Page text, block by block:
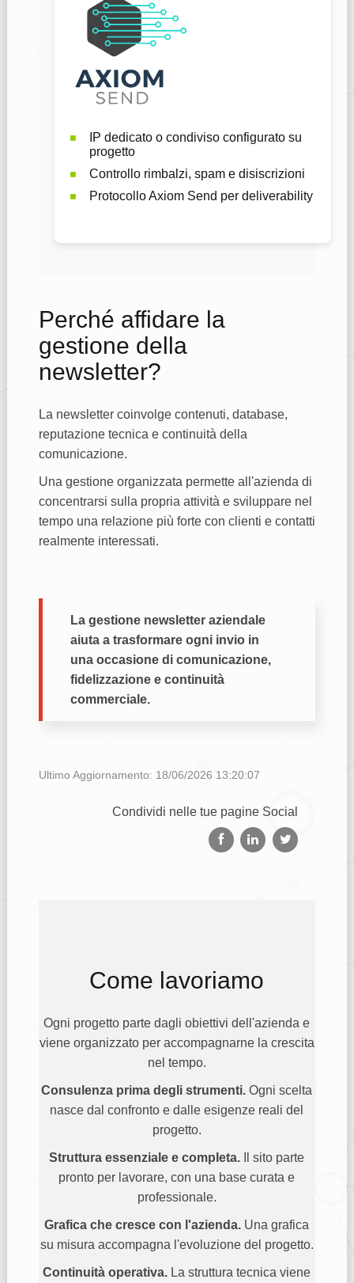
IP dedicato o condiviso configurato su
progetto
Controllo rimbalzi, spam e disiscrizioni
Protocollo Axiom Send per deliverability
Perché affidare la
gestione della
newsletter?
La newsletter coinvolge contenuti, database,
reputazione tecnica e continuità della
comunicazione.
Una gestione organizzata permette all'azienda di
concentrarsi sulla propria attività e sviluppare nel
tempo una relazione più forte con clienti e contatti
realmente interessati.
La gestione newsletter aziendale
aiuta a trasformare ogni invio in
una occasione di comunicazione,
fidelizzazione e continuità
commerciale.
Ultimo Aggiornamento: 18/06/2026 13:20:07
Condividi nelle tue pagine Social
Come lavoriamo
Ogni progetto parte dagli obiettivi dell'azienda e
viene organizzato per accompagnarne la crescita
nel tempo.
Consulenza prima degli strumenti. Ogni scelta
nasce dal confronto e dalle esigenze reali del
progetto.
Struttura essenziale e completa. Il sito parte
pronto per lavorare, con una base curata e
professionale.
Grafica che cresce con l'azienda. Una grafica
su misura accompagna l'evoluzione del progetto.
Continuità operativa. La struttura tecnica viene